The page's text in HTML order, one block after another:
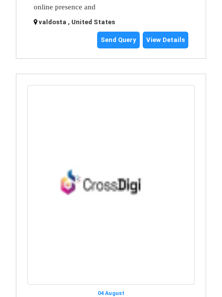
online presence and
valdosta , United States
Send Query View Details
04 August